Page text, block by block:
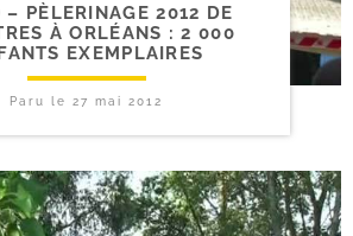
– PÈLERINAGE 2012 DE
À ORLÉANS : 2 000
EXEMPLAIRES
Paru le27 mai 2012